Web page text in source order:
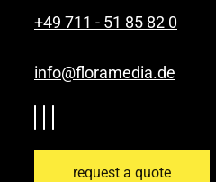
+49 711 - 51 85 82 0
info@floramedia.de
request a quote